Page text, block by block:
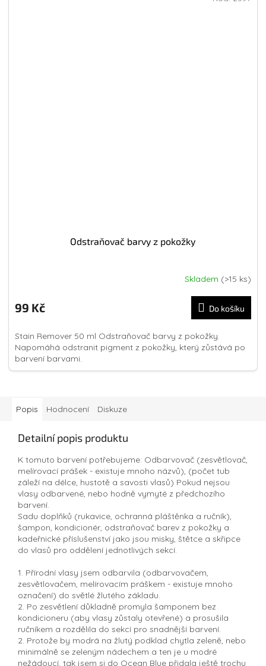
Odstraňovač barvy z pokožky
Skladem (>15 ks)
99 Kč Do košíku
Stain Remover 50 ml Odstraňovač barvy z pokožky.
Napomáhá odstranit pigment z pokožky, který zůstává po
barvení barvami.
Popis Hodnocení Diskuze
Detailní popis produktu
K tomuto barvení potřebujeme: Odbarvovač (zesvětlovač,
melírovací prášek - existuje mnoho názvů), (počet tub
záleží na délce, hustotě a savosti vlasů) Pokud nejsou
vlasy odbarvené, nebo hodně vymyté z předchozího
barvení.
Sadu doplňků (rukavice, ochranná pláštěnka a ručník),
šampon, kondicionér, odstraňovač barev z pokožky a
kadeřnické příslušenství jako jsou misky, štětce a skřipce
do vlasů pro oddělení jednotlivých sekcí.
1. Přírodní vlasy jsem odbarvila (odbarvovačem,
zesvětlovačem, melírovacím práškem - existuje mnoho
označení) do světlé žlutého základu.
2. Po zesvětlení důkladně promyla šamponem bez
kondicioneru (aby vlasy zůstaly otevřené) a prosušila
ručníkem a rozdělila do sekcí pro snadnější barvení.
2. Protože by modrá na žlutý podklad chytla zeleně, nebo
minimálně se zeleným nádechem a ten je u modré
nežádoucí, tak jsem si do Ocean Blue přidala ještě trochu